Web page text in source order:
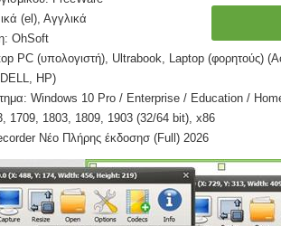
(el), Αγγλικά
OhSoft
PC (υπολογιστή), Ultrabook, Laptop (φορητούς)
HP)
Windows 10 Pro / Enterprise / Education /
1709, 1803, 1809, 1903 (32/64 bit), x86
Νέο Πλήρης έκδοσησ (Full) 2026